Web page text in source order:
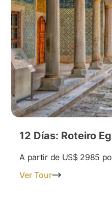
12 Días: Roteiro
A partir de US$ 2985
Ver Tour